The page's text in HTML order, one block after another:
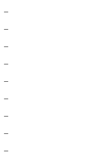
–
–
–
–
–
–
–
–
–